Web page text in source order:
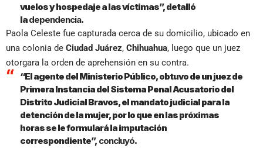
vuelos y hospedaje a las víctimas”, detalló
ladependencia.
Paola Celeste fue capturada cerca de su domicilio, ubicado en
una colonia de Ciudad Juárez, Chihuahua, luego que un juez
otorgara la orden de aprehensión en su contra.
“El agente del Ministerio Público, obtuvo de un juez de
Primera Instancia del Sistema Penal Acusatorio del
Distrito Judicial Bravos, el mandato judicial para la
detención de la mujer, por lo que en las próximas
horas se le formulará la imputación
correspondiente”, concluyó.